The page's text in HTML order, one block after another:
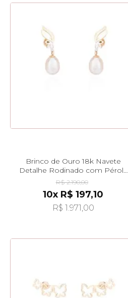
Brinco de Ouro 18k Navete
Detalhe Rodinado com Pérola
Pendurada br27967
R$ 2.190,00
10x R$ 197,10
R$ 1.971,00